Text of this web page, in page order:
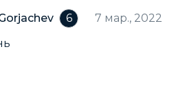
6
7 мар., 2022